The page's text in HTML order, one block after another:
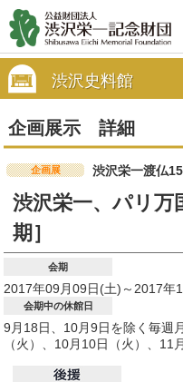
渋沢史料館
企画展示 詳細
企画展 渋沢栄一渡仏
渋沢栄一、パリ万
期］
会期
2017年09月09日(土)～2017年
会期中の休館日
9月18日、10月9日を除く毎週
（火）、10月10日（火）、11